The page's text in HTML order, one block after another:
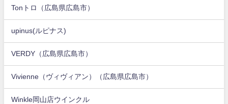
Tonトロ（広島県広島市）
upinus(ルピナス)
VERDY（広島県広島市）
Vivienne（ヴィヴィアン）（広島県広島市）
Winkle岡山店ウインクル